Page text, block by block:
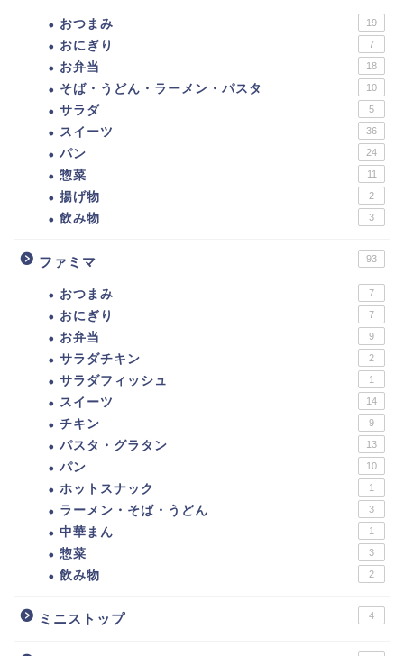
おつまみ 19
おにぎり 7
お弁当 18
そば・うどん・ラーメン・パスタ 10
サラダ 5
スイーツ 36
パン 24
惣菜 11
揚げ物 2
飲み物 3
ファミマ 93
おつまみ 7
おにぎり 7
お弁当 9
サラダチキン 2
サラダフィッシュ 1
スイーツ 14
チキン 9
パスタ・グラタン 13
パン 10
ホットスナック 1
ラーメン・そば・うどん 3
中華まん 1
惣菜 3
飲み物 2
ミニストップ 4
ダイエットに！セブンイ
とめ。カロリーの低い食
べ物ランキング！